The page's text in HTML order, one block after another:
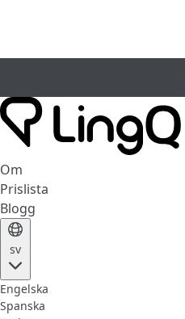
Om
Prislista
Blogg
sv
Engelska
Spanska